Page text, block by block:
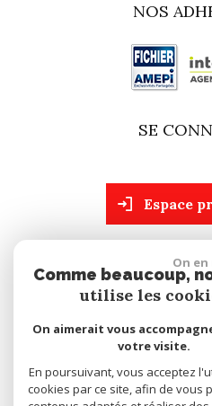
NOS
SE
espace
site
© 2026 | Tous droits réservés |
Plan du site Mentions légales
On
Comme beaucoup,
utilise les
On aimerait vous
votre visite.
En poursuivant, vous acceptez
cookies par ce site, afin de vous